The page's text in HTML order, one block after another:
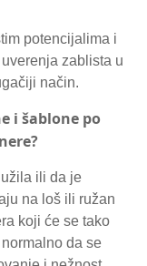
potencijalima i
zablista u
način.
i šablone po
ili da je
na loš ili ružan
koji će se tako
da se